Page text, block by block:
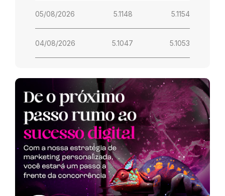
05/08/2026 5.1148 5.1154
04/08/2026 5.1047 5.1053